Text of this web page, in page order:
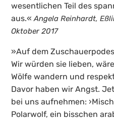
wesentlichen Teil des
aus.«Angela Reinhardt,
Oktober 2017
»Auf dem
Wir würden sie lieben,
Wölfe wandern und
Davor haben wir Angst.
bei uns aufnehmen:
Polarwolf, ein bisschen